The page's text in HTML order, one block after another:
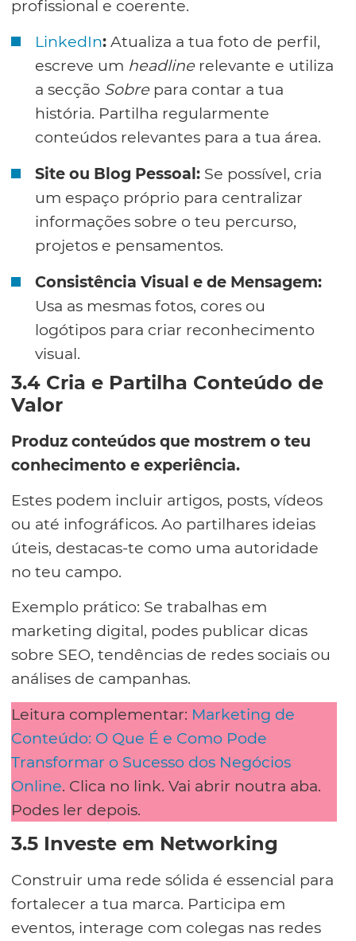
profissional e coerente.
LinkedIn: Atualiza a tua foto de perfil,
escreve um headlinerelevante e utiliza
a secção Sobrepara contar a tua
história. Partilha regularmente
conteúdos relevantes para a tua área.
Site ou Blog Pessoal: Se possível, cria
um espaço próprio para centralizar
informações sobre o teu percurso,
projetos e pensamentos.
Consistência Visual e de Mensagem:
Usa as mesmas fotos, cores ou
logótipos para criar reconhecimento
visual.
3.4 Cria e Partilha Conteúdo de
Valor
Produz conteúdos que mostrem o teu
conhecimento e experiência.
Estes podem incluir artigos, posts, vídeos
ou até infográficos. Ao partilhares ideias
úteis, destacas-te como uma autoridade
no teu campo.
Exemplo prático: Se trabalhas em
marketing digital, podes publicar dicas
sobre SEO, tendências de redes sociais ou
análises de campanhas.
Leitura complementar: Marketing de
Conteúdo: O Que É e Como Pode
Transformar o Sucesso dos Negócios
Online. Clica no link. Vai abrir noutra aba.
Podes ler depois.
3.5 Investe em Networking
Construir uma rede sólida é essencial para
fortalecer a tua marca. Participa em
eventos, interage com colegas nas redes